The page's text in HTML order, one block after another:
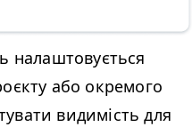
налаштовується
або окремого
видимість для